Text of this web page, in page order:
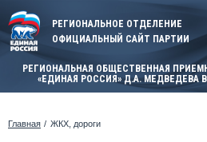
РЕГИОНАЛЬНОЕ ОТДЕЛЕНИЕ
ОФИЦИАЛЬНЫЙ САЙТ ПАРТИИ
РЕГИОНАЛЬНАЯ ОБЩЕСТВЕННАЯ
«ЕДИНАЯ РОССИЯ» Д.А. МЕДВЕДЕВА
Главная ЖКХ, дороги